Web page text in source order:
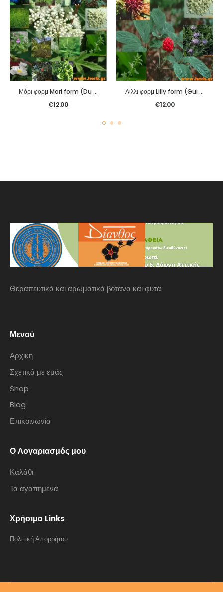
Μόρι φορμ Mori form (Du Huo Ji Sheng Pian)
€12.00
Λίλλι φορμ Lilly form (Gui Pi Pian)
€12.00
Θεραπευτικά και αρωματικά βότανα και φυτά
Μενού
Αρχική
Σχετικά με εμάς
Shop
Blog
Επικοινωνία
Ο Λογαριασμός μου
Καλάθι
Τα αγαπημένα
Χρήσιμα Links
Πολιτική Απορρήτου